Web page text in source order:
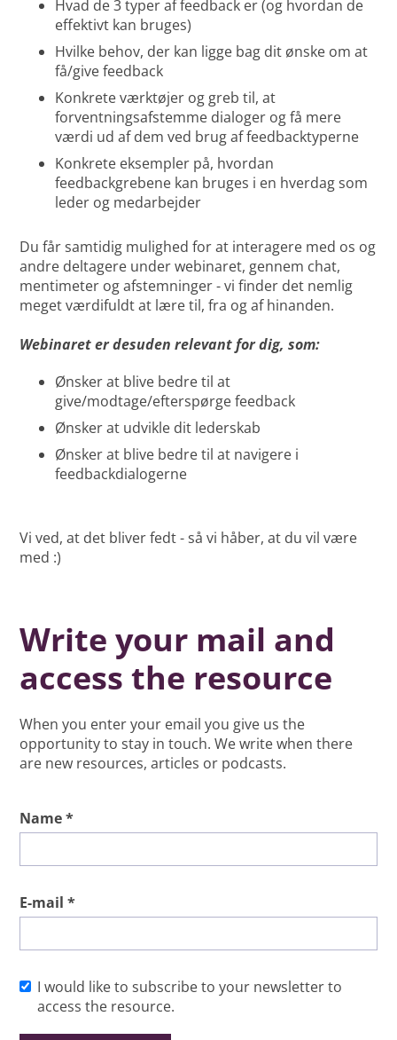
Hvad de 3 typer af feedback er (og hvordan de
effektivt kan bruges)
Hvilke behov, der kan ligge bag dit ønske om at
få/give feedback
Konkrete værktøjer og greb til, at
forventningsafstemme dialoger og få mere
værdi ud af dem ved brug af feedbacktyperne
Konkrete eksempler på, hvordan
feedbackgrebene kan bruges i en hverdag som
leder og medarbejder
Du får samtidig mulighed for at interagere med os og
andre deltagere under webinaret, gennem chat,
mentimeter og afstemninger - vi finder det nemlig
meget værdifuldt at lære til, fra og af hinanden.
Webinaret er desuden relevant for dig, som:
Ønsker at blive bedre til at
give/modtage/efterspørge feedback
Ønsker at udvikle dit lederskab
Ønsker at blive bedre til at navigere i
feedbackdialogerne
Vi ved, at det bliver fedt - så vi håber, at du vil være
med :)
Write your mail and
access the resource
When you enter your email you give us the
opportunity to stay in touch. We write when there
are new resources, articles or podcasts.
Name *
E-mail *
I would like to subscribe to your newsletter to
access the resource.